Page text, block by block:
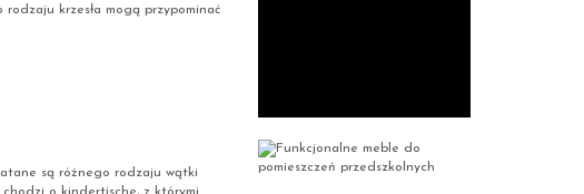
krzesła mogą przypominać
są różnego rodzaju wątki